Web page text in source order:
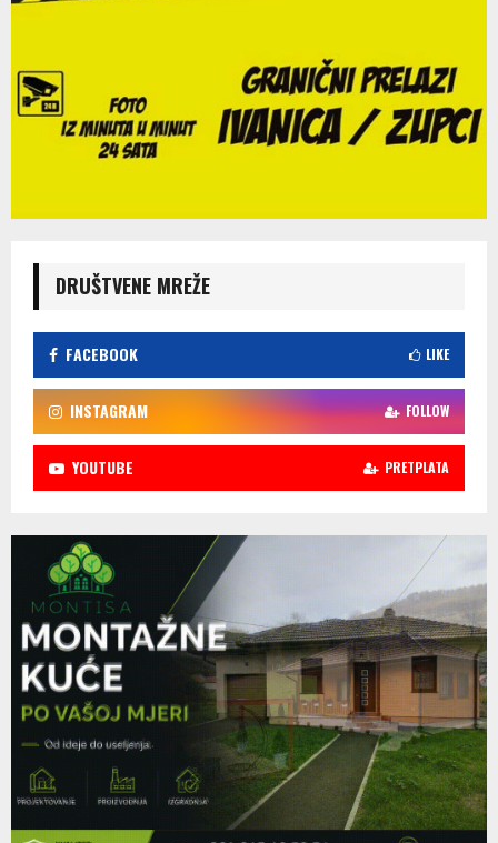
DRUŠTVENE MREŽE
FACEBOOK LIKE
INSTAGRAM FOLLOW
YOUTUBE PRETPLATA